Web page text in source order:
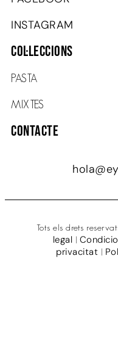
INSTAGRAM
COL·LECCIONS
PASTA
MIXTES
Contacte
Tots els drets
legal |
privacitat |